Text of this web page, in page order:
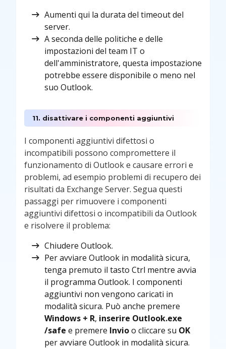
Aumenti qui la durata del timeout del
server.
A seconda delle politiche e delle
impostazioni del team IT o
dell'amministratore, questa impostazione
potrebbe essere disponibile o meno nel
suo Outlook.
11. disattivare i componenti aggiuntivi
I componenti aggiuntivi difettosi o
incompatibili possono compromettere il
funzionamento di Outlook e causare errori e
problemi, ad esempio problemi di recupero dei
risultati da Exchange Server. Segua questi
passaggi per rimuovere i componenti
aggiuntivi difettosi o incompatibili da Outlook
e risolvere il problema:
Chiudere Outlook.
Per avviare Outlook in modalità sicura,
tenga premuto il tasto Ctrl mentre avvia
il programma Outlook. I componenti
aggiuntivi non vengono caricati in
modalità sicura. Può anche premere
Windows + R, inserire Outlook.exe
/safe e premere Invioo cliccare su OK
per avviare Outlook in modalità sicura.